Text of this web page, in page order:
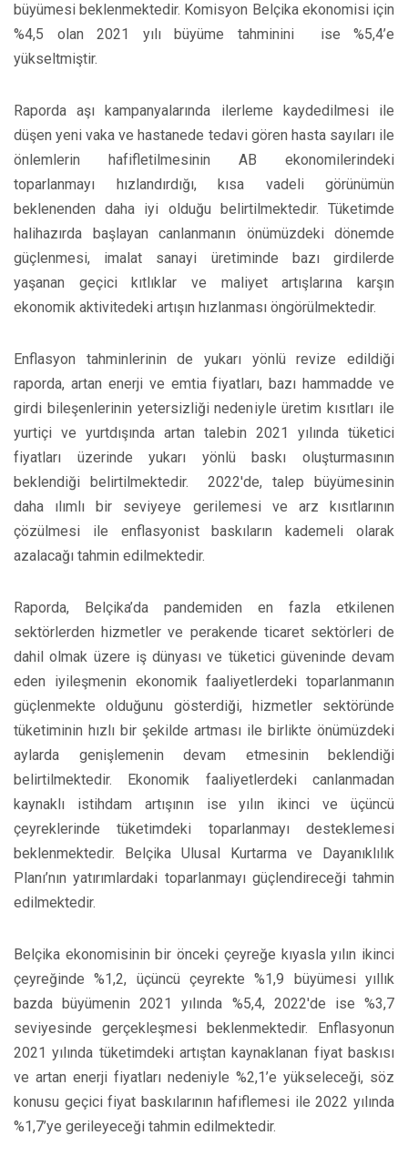
büyümesi beklenmektedir. Komisyon Belçika ekonomisi için
%4,5 olan 2021 yılı büyüme tahminini ise %5,4’e
yükseltmiştir.
Raporda aşı kampanyalarında ilerleme kaydedilmesi ile
düşen yeni vaka ve hastanede tedavi gören hasta sayıları ile
önlemlerin hafifletilmesinin AB ekonomilerindeki
toparlanmayı hızlandırdığı, kısa vadeli görünümün
beklenenden daha iyi olduğu belirtilmektedir. Tüketimde
halihazırda başlayan canlanmanın önümüzdeki dönemde
güçlenmesi, imalat sanayi üretiminde bazı girdilerde
yaşanan geçici kıtlıklar ve maliyet artışlarına karşın
ekonomik aktivitedeki artışın hızlanması öngörülmektedir.
Enflasyon tahminlerinin de yukarı yönlü revize edildiği
raporda, artan enerji ve emtia fiyatları, bazı hammadde ve
girdi bileşenlerinin yetersizliği nedeniyle üretim kısıtları ile
yurtiçi ve yurtdışında artan talebin 2021 yılında tüketici
fiyatları üzerinde yukarı yönlü baskı oluşturmasının
beklendiği belirtilmektedir. 2022'de, talep büyümesinin
daha ılımlı bir seviyeye gerilemesi ve arz kısıtlarının
çözülmesi ile enflasyonist baskıların kademeli olarak
azalacağı tahmin edilmektedir.
Raporda, Belçika’da pandemiden en fazla etkilenen
sektörlerden hizmetler ve perakende ticaret sektörleri de
dahil olmak üzere iş dünyası ve tüketici güveninde devam
eden iyileşmenin ekonomik faaliyetlerdeki toparlanmanın
güçlenmekte olduğunu gösterdiği, hizmetler sektöründe
tüketiminin hızlı bir şekilde artması ile birlikte önümüzdeki
aylarda genişlemenin devam etmesinin beklendiği
belirtilmektedir. Ekonomik faaliyetlerdeki canlanmadan
kaynaklı istihdam artışının ise yılın ikinci ve üçüncü
çeyreklerinde tüketimdeki toparlanmayı desteklemesi
beklenmektedir. Belçika Ulusal Kurtarma ve Dayanıklılık
Planı’nın yatırımlardaki toparlanmayı güçlendireceği tahmin
edilmektedir.
Belçika ekonomisinin bir önceki çeyreğe kıyasla yılın ikinci
çeyreğinde %1,2, üçüncü çeyrekte %1,9 büyümesi yıllık
bazda büyümenin 2021 yılında %5,4, 2022'de ise %3,7
seviyesinde gerçekleşmesi beklenmektedir. Enflasyonun
2021 yılında tüketimdeki artıştan kaynaklanan fiyat baskısı
ve artan enerji fiyatları nedeniyle %2,1’e yükseleceği, söz
konusu geçici fiyat baskılarının hafiflemesi ile 2022 yılında
%1,7’ye gerileyeceği tahmin edilmektedir.